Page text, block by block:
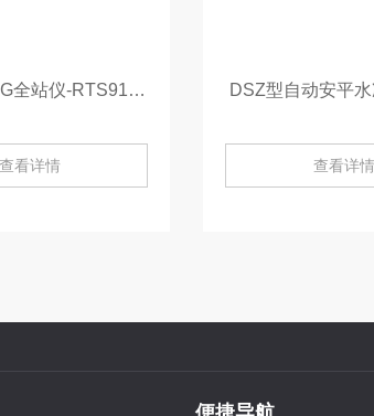
RTS912R5G全站仪-RTS912R5G
查看详情
DSZ型自动安平
查看详情